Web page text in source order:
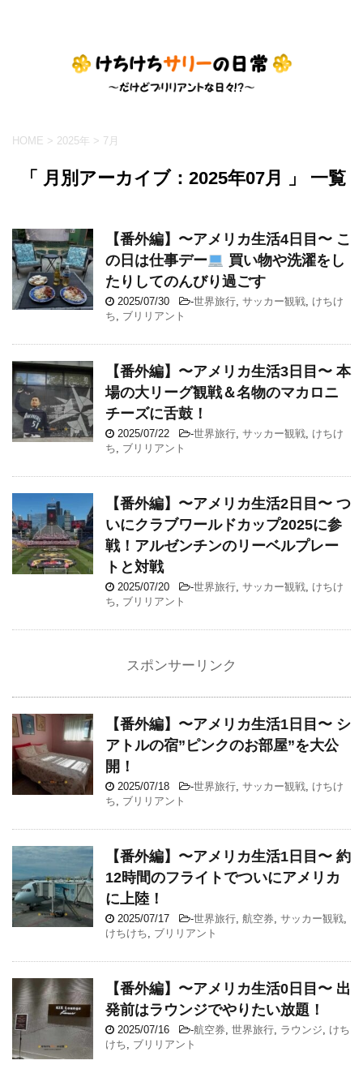
HOME > 2025年 > 7月
「 月別アーカイブ：2025年07月 」 一覧
【番外編】〜アメリカ生活4日目〜 こ
の日は仕事デー
買い物や洗濯をし
たりしてのんびり過ごす
2025/07/30 -世界旅行, サッカー観戦, けちけ
ち, ブリリアント
【番外編】〜アメリカ生活3日目〜 本
場の大リーグ観戦＆名物のマカロニ
チーズに舌鼓！
2025/07/22 -世界旅行, サッカー観戦, けちけ
ち, ブリリアント
【番外編】〜アメリカ生活2日目〜 つ
いにクラブワールドカップ2025に参
戦！アルゼンチンのリーベルプレー
トと対戦
2025/07/20 -世界旅行, サッカー観戦, けちけ
ち, ブリリアント
スポンサーリンク
【番外編】〜アメリカ生活1日目〜 シ
アトルの宿”ピンクのお部屋”を大公
開！
2025/07/18 -世界旅行, サッカー観戦, けちけ
ち, ブリリアント
【番外編】〜アメリカ生活1日目〜 約
12時間のフライトでついにアメリカ
に上陸！
2025/07/17 -世界旅行, 航空券, サッカー観戦,
けちけち, ブリリアント
【番外編】〜アメリカ生活0日目〜 出
発前はラウンジでやりたい放題！
2025/07/16 -航空券, 世界旅行, ラウンジ, けち
けち, ブリリアント